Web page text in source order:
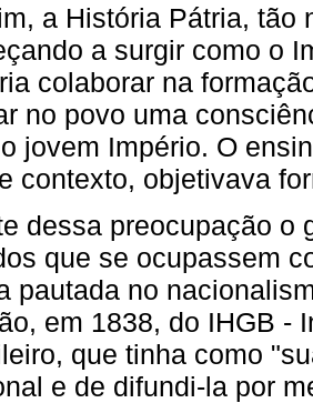
a História Pátria, tão
a surgir como o
colaborar na
no povo uma
jovem Império. O
contexto, objetivava
dessa preocupação o
que se ocupassem
pautada no
em 1838, do IHGB -
que tinha como
e de difundi-la por